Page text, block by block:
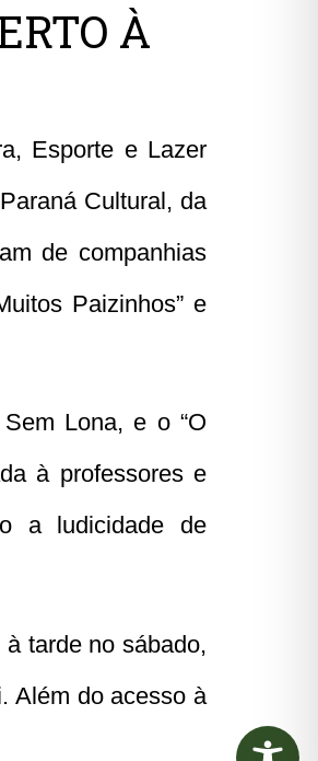
À
Esporte e Lazer
Cultural, da
de companhias
Paizinhos” e
Lona, e o “O
à professores e
a ludicidade de
tarde no sábado,
Além do acesso à